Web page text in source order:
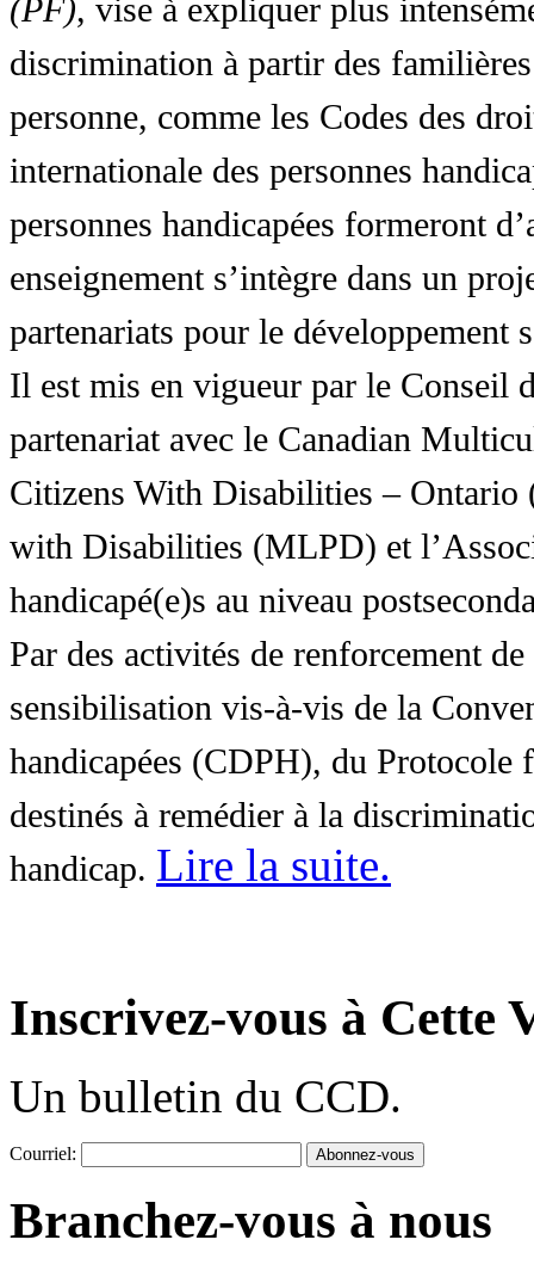
(PF), vise à expliquer plus
discrimination à partir des
personne, comme les Codes des
internationale des personnes
personnes handicapées formeront
enseignement s’intègre dans un
partenariats pour le développement
Il est mis en vigueur par le Conseil
partenariat avec le Canadian
Citizens With Disabilities – Ontario
with Disabilities (MLPD) et
handicapé(e)s au niveau
Par des activités de renforcement
sensibilisation vis-à-vis de la
handicapées (CDPH), du Protocole
destinés à remédier à la
handicap. Lire la suite.
Inscrivez-vous à Cette
Un bulletin du CCD.
Courriel:
Branchez-vous à nous